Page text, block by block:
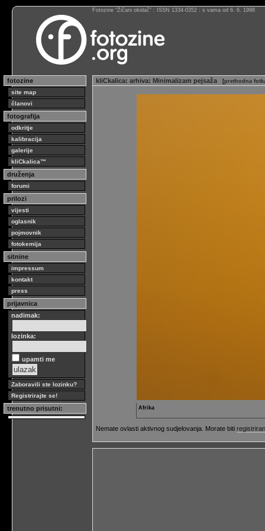
Fotozine “Žičani okidač” : ISSN 1334-0352 : s vama od 6. 6. 1998
fotozine
site map
članovi
fotografija
odkritje
kalibracija
galerije
kliCkalica™
druženja
forumi
prilozi
vijesti
oglasnik
pojmovnik
fotokemija
sitnine
impressum
kontakt
press
prijavnica
nadimak:
lozinka:
upamti me
Zaboravili ste lozinku?
Registrirajte se!
trenutno prisutni:
kliCkalica: arhiva: Minimalizam pejsaža [prethodna
Afrika
Nemate ovlasti aktivnog sudjelovanja. Morate biti